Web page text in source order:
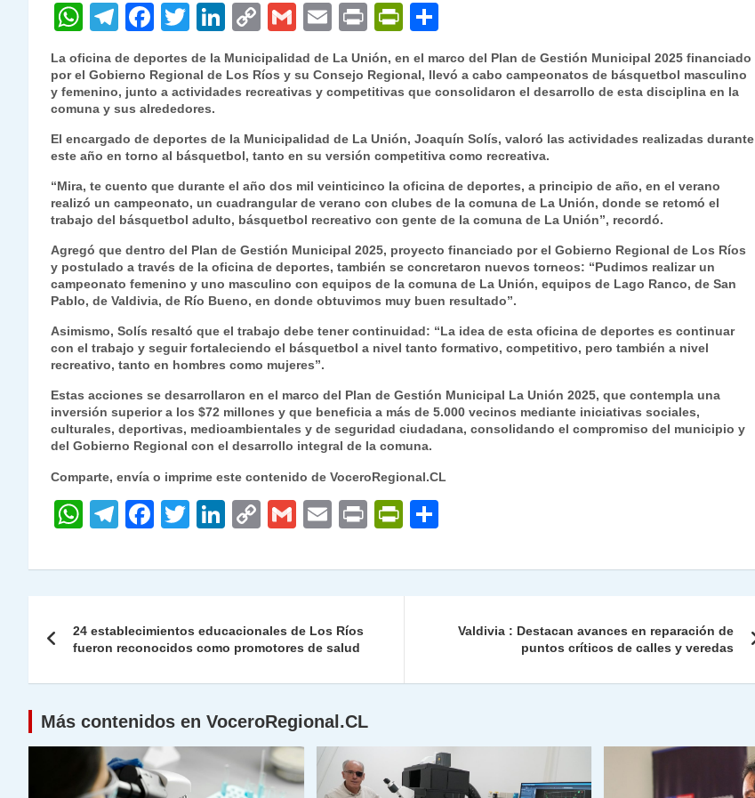
W
h
at
s
A
p
p
T
el
e
gr
a
m
F
c
e
b
o
o
k
T
w
itt
er
Li
n
k
e
dI
n
C
o
p
y
Li
n
k
G
m
ai
l
E
m
ai
l
P
ri
nt
P
nt
Fr
ie
n
dl
y
m
p
ar
tir
La oficina de deportes de la Municipalidad de La Unión, en el marco del Plan de Gestión Municipal 2025 financiado
por el Gobierno Regional de Los Ríos y su Consejo Regional, llevó a cabo campeonatos de básquetbol masculino
y femenino, junto a actividades recreativas y competitivas que consolidaron el desarrollo de esta disciplina en la
comuna y sus alrededores.
El encargado de deportes de la Municipalidad de La Unión, Joaquín Solís, valoró las actividades realizadas durante
este año en torno al básquetbol, tanto en su versión competitiva como recreativa.
“Mira, te cuento que durante el año dos mil veinticinco la oficina de deportes, a principio de año, en el verano
realizó un campeonato, un cuadrangular de verano con clubes de la comuna de La Unión, donde se retomó el
trabajo del básquetbol adulto, básquetbol recreativo con gente de la comuna de La Unión”, recordó.
Agregó que dentro del Plan de Gestión Municipal 2025, proyecto financiado por el Gobierno Regional de Los Ríos
y postulado a través de la oficina de deportes, también se concretaron nuevos torneos: “Pudimos realizar un
campeonato femenino y uno masculino con equipos de la comuna de La Unión, equipos de Lago Ranco, de San
Pablo, de Valdivia, de Río Bueno, en donde obtuvimos muy buen resultado”.
Asimismo, Solís resaltó que el trabajo debe tener continuidad: “La idea de esta oficina de deportes es continuar
con el trabajo y seguir fortaleciendo el básquetbol a nivel tanto formativo, competitivo, pero también a nivel
recreativo, tanto en hombres como mujeres”.
Estas acciones se desarrollaron en el marco del Plan de Gestión Municipal La Unión 2025, que contempla una
inversión superior a los $72 millones y que beneficia a más de 5.000 vecinos mediante iniciativas sociales,
culturales, deportivas, medioambientales y de seguridad ciudadana, consolidando el compromiso del municipio y
del Gobierno Regional con el desarrollo integral de la comuna.
Comparte, envía o imprime este contenido de VoceroRegional.CL
W
at
A
p
p
T
e
a
m
F
c
b
o
o
k
T
itt
Li
k
dI
n
C
p
Li
n
k
G
ai
E
ai
P
nt
P
nt
dl
m
ar
de
entradas
24 establecimientos educacionales de Los Ríos
fueron reconocidos como promotores de salud
Valdivia : Destacan avances en reparación de
puntos críticos de calles y veredas
Más contenidos en VoceroRegional.CL